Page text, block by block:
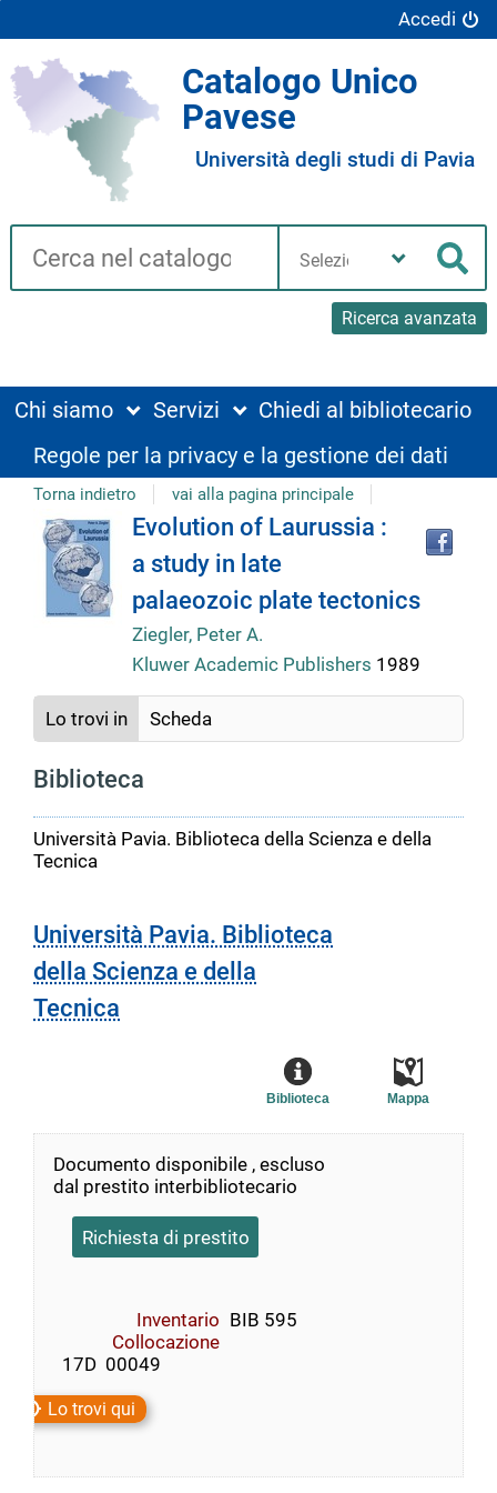
Accedi
Catalogo Unico
Pavese
Università degli studi di Pavia
Cerca su "Catalogo"
Ricerca avanzata
biblioteca
Chi siamo Servizi
Chiedi al bibliotecario
Regole per la privacy e la gestione dei dati
Torna indietro vai alla pagina principale
Dettaglio
del
documento
Evolution of Laurussia :
a study in late
palaeozoic plate tectonics
Ziegler, Peter A.
Kluwer Academic Publishers 1989
Lo trovi in Scheda
Biblioteca
Università Pavia. Biblioteca della Scienza e della
Tecnica
Università Pavia. Biblioteca
della Scienza e della
Tecnica
Mappa
Biblioteca
Documento disponibile , escluso
dal prestito interbibliotecario
Richiesta di prestito
Inventario BIB 595
Collocazione
  17D  00049
Lo trovi qui